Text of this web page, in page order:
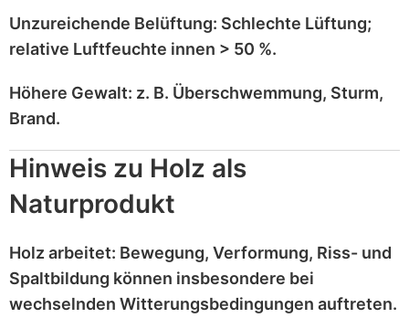
Unzureichende Belüftung: Schlechte Lüftung;
relative Luftfeuchte innen > 50 %.
Höhere Gewalt: z. B. Überschwemmung, Sturm,
Brand.
Hinweis zu Holz als
Naturprodukt
Holz arbeitet: Bewegung, Verformung, Riss- und
Spaltbildung können insbesondere bei
wechselnden Witterungsbedingungen auftreten.